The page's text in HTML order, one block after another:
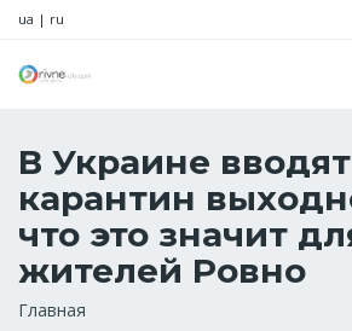
ua | ru
В Украине вводят
карантин
что это значит
жителей Ровно
Строка
Главная